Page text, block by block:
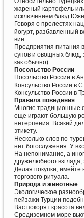
жареный картофель
исключением блюд
Говоря о прелестях
йогурт, разбавленный
вин.
Предприятия питания
супов и овощных блюд,
как обычно).
Посольство России
Посольство России в
Консульство России в
Консульство России в
Правила поведения
Многие традиционные
еще играют большую
нетерпения. Всякий
этикету.
Несколько слов по-
нет богослужения. У
На непонимание, а
дружелюбного
Делая покупки, имейте
торгового ритуала.
Природа и животные
Экологическое
пейзажи Турции
Вас покорят красота
Средиземном море